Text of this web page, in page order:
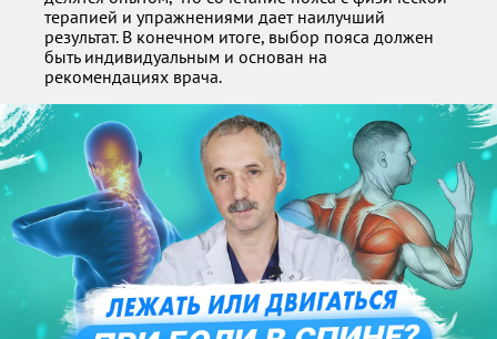
терапией и упражнениями дает наилучший
результат. В конечном итоге, выбор пояса должен
быть индивидуальным и основан на
рекомендациях врача.